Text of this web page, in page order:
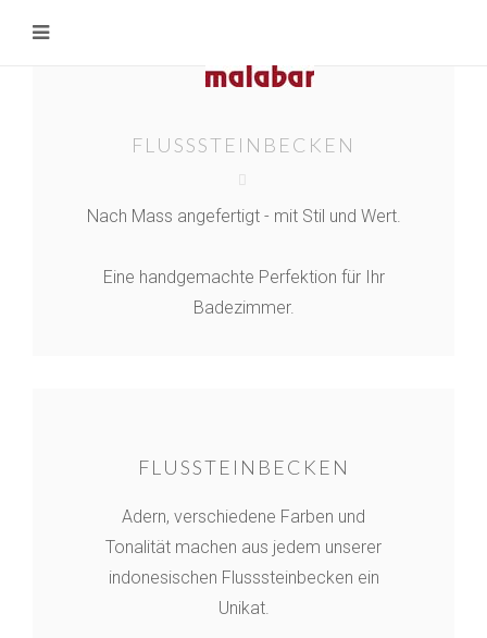
FLUSSSTEINBECKEN
Nach Mass angefertigt - mit Stil und Wert.
Eine handgemachte Perfektion für Ihr
Badezimmer.
FLUSSTEINBECKEN
Adern, verschiedene Farben und
Tonalität machen aus jedem unserer
indonesischen Flusssteinbecken ein
Unikat.